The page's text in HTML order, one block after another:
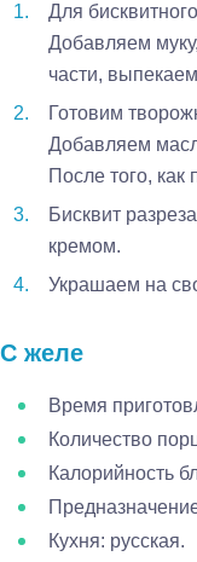
Для
Добавляем
части,
Готовим
Добавляем
После того,
Бисквит
кремом.
Украшаем на
С желе
Время
Количество
Калорийность
Кухня: русская.